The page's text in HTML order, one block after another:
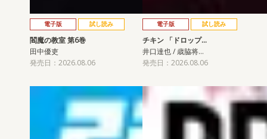
電子版 試し読み
閻魔の教室 第6巻
田中優吏
発売日：2026.08.06
電子版 試し読み
チキン 「ドロップ…
井口達也 / 歳脇将…
発売日：2026.08.06